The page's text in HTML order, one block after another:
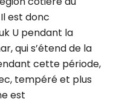
est donc
U pendant la
qui s’étend de la
cette période,
tempéré et plus
est